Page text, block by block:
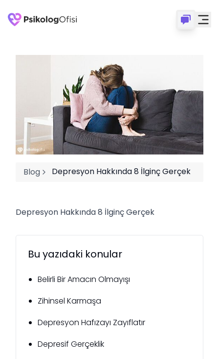
Blog Depresyon Hakkında 8 İlginç Gerçek
Depresyon Hakkında 8 İlginç Gerçek
Bu yazıdaki konular
Belirli Bir Amacın Olmayışı
Zihinsel Karmaşa
Depresyon Hafızayı Zayıflatır
Depresif Gerçeklik